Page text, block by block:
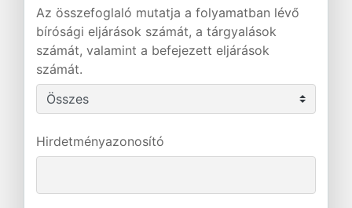
Az összefoglaló mutatja a folyamatban lévő
bírósági eljárások számát, a tárgyalások
számát, valamint a befejezett eljárások
számát.
Hirdetményazonosító